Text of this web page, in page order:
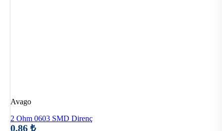
Avago
2 Ohm 0603 SMD Direnç
0,86 ₺